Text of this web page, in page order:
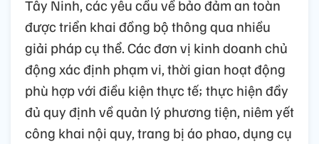
Tây Ninh, các yêu cầu về bảo đảm an toàn
được triển khai đồng bộ thông qua nhiều
giải pháp cụ thể. Các đơn vị kinh doanh chủ
động xác định phạm vi, thời gian hoạt động
phù hợp với điều kiện thực tế; thực hiện đầy
đủ quy định về quản lý phương tiện, niêm yết
công khai nội quy, trang bị áo phao, dụng cụ